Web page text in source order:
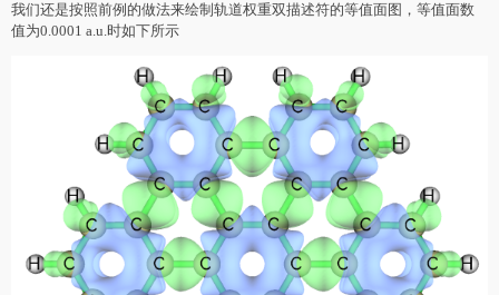
我们还是按照前例的做法来绘制轨道权重双描述符的等值面图，等值面数
值为0.0001 a.u.时如下所示